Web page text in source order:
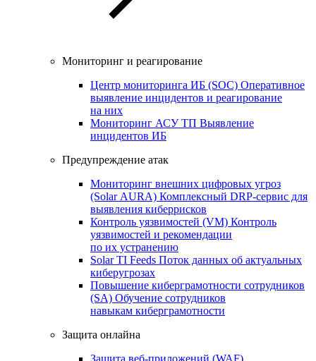
Мониторинг и реагирование
Центр мониторинга ИБ (SOC) Оперативное
выявление инцидентов и реагирование
на них
Мониторинг АСУ ТП Выявление
инцидентов ИБ
Предупреждение атак
Мониторинг внешних цифровых угроз
(Solar AURA) Комплексный DRP-сервис для
выявления киберрисков
Контроль уязвимостей (VM) Контроль
уязвимостей и рекомендации
по их устранению
Solar TI Feeds Поток данных об актуальных
киберугрозах
Повышение киберграмотности сотрудников
(SA) Обучение сотрудников
навыкам киберграмотности
Защита онлайна
Защита веб-приложений (WAF)